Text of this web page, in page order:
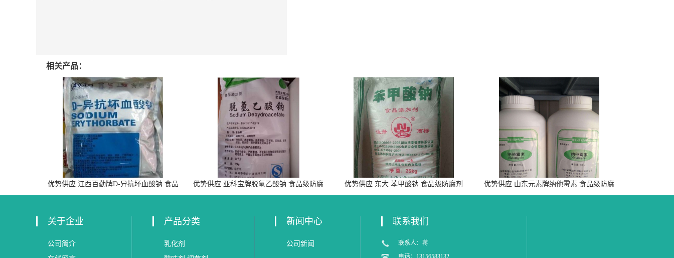
相关产品：
优势供应 江西百勤牌D-异抗坏血酸钠 食品
级抗氧化剂
优势供应 亚科宝牌脱氢乙酸钠 食品级防腐
剂
优势供应 东大 苯甲酸钠 食品级防腐剂
优势供应 山东元素牌纳他霉素 食品级防腐
剂
关于企业
公司简介
产品分类
乳化剂
新闻中心
公司新闻
联系我们
联系人：蒋
电话：13156583132